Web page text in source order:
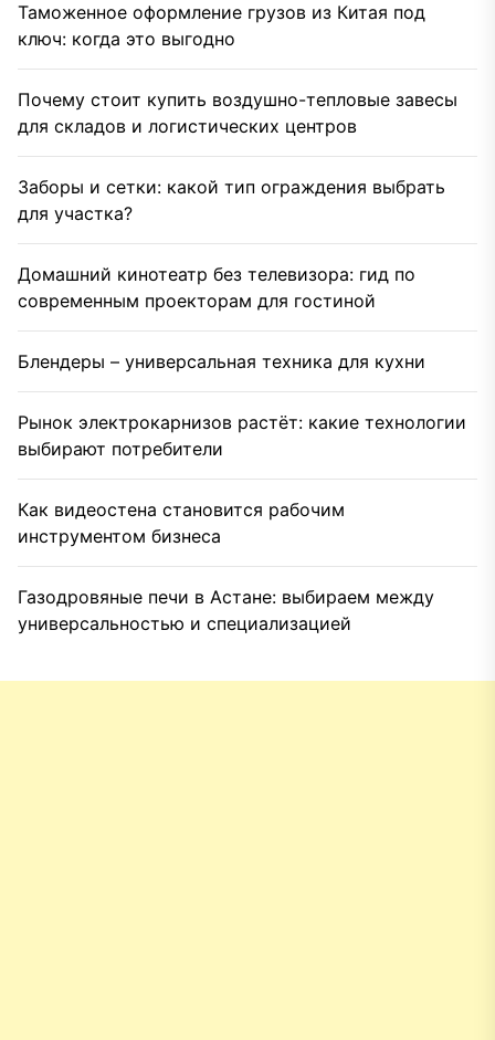
Таможенное оформление грузов из Китая под
ключ: когда это выгодно
Почему стоит купить воздушно-тепловые завесы
для складов и логистических центров
Заборы и сетки: какой тип ограждения выбрать
для участка?
Домашний кинотеатр без телевизора: гид по
современным проекторам для гостиной
Блендеры – универсальная техника для кухни
Рынок электрокарнизов растёт: какие технологии
выбирают потребители
Как видеостена становится рабочим
инструментом бизнеса
Газодровяные печи в Астане: выбираем между
универсальностью и специализацией